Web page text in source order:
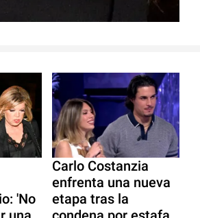
'No
Carlo Costanzia
enfrenta una nueva
etapa tras la